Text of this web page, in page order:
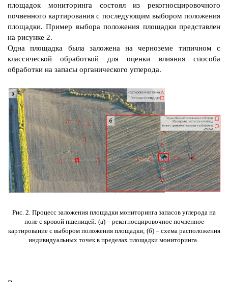
площадок мониторинга состоял из рекогносцировочного
почвенного картирования с последующим выбором положения
площадки. Пример выбора положения площадки представлен
на рисунке 2.
Одна площадка была заложена на черноземе типичном с
классической обработкой для оценки влияния способа
обработки на запасы органического углерода.
Рис. 2. Процесс заложения площадки мониторинга запасов углерода на
поле с яровой пшеницей: (а) – рекогносцировочное почвенное
картирование с выбором положения площадки; (б) – схема расположения
индивидуальных точек в пределах площадки мониторинга.